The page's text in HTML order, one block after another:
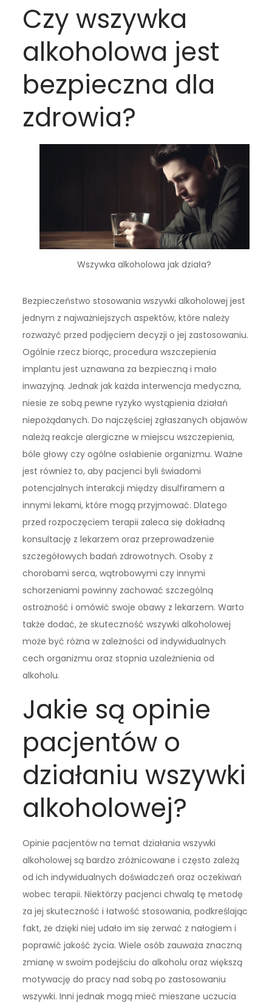
Czy wszywka
alkoholowa jest
bezpieczna dla
zdrowia?
Wszywka alkoholowa jak działa?
Bezpieczeństwo stosowania wszywki alkoholowej jest
jednym z najważniejszych aspektów, które należy
rozważyć przed podjęciem decyzji o jej zastosowaniu.
Ogólnie rzecz biorąc, procedura wszczepienia
implantu jest uznawana za bezpieczną i mało
inwazyjną. Jednak jak każda interwencja medyczna,
niesie ze sobą pewne ryzyko wystąpienia działań
niepożądanych. Do najczęściej zgłaszanych objawów
należą reakcje alergiczne w miejscu wszczepienia,
bóle głowy czy ogólne osłabienie organizmu. Ważne
jest również to, aby pacjenci byli świadomi
potencjalnych interakcji między disulfiramem a
innymi lekami, które mogą przyjmować. Dlatego
przed rozpoczęciem terapii zaleca się dokładną
konsultację z lekarzem oraz przeprowadzenie
szczegółowych badań zdrowotnych. Osoby z
chorobami serca, wątrobowymi czy innymi
schorzeniami powinny zachować szczególną
ostrożność i omówić swoje obawy z lekarzem. Warto
także dodać, że skuteczność wszywki alkoholowej
może być różna w zależności od indywidualnych
cech organizmu oraz stopnia uzależnienia od
alkoholu.
Jakie są opinie
pacjentów o
działaniu wszywki
alkoholowej?
Opinie pacjentów na temat działania wszywki
alkoholowej są bardzo zróżnicowane i często zależą
od ich indywidualnych doświadczeń oraz oczekiwań
wobec terapii. Niektórzy pacjenci chwalą tę metodę
za jej skuteczność i łatwość stosowania, podkreślając
fakt, że dzięki niej udało im się zerwać z nałogiem i
poprawić jakość życia. Wiele osób zauważa znaczną
zmianę w swoim podejściu do alkoholu oraz większą
motywację do pracy nad sobą po zastosowaniu
wszywki. Inni jednak mogą mieć mieszane uczucia